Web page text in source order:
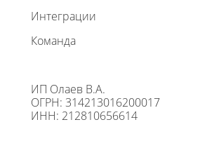
Интеграции
Команда
ИП Олаев В.А.
ОГРН: 314213016200017
ИНН: 212810656614